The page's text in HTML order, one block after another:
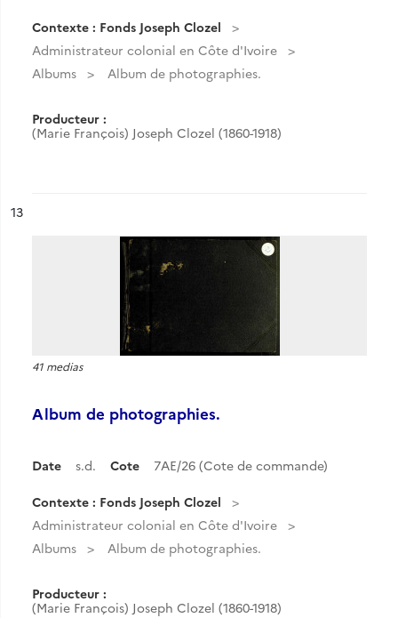
Contexte : Fonds Joseph Clozel
Administrateur colonial en Côte d'Ivoire
Albums
Album de photographies.
Producteur :
(Marie François) Joseph Clozel (1860-1918)
n°
13
41 medias
Album de photographies.
Date s.d. Cote 7AE/26 (Cote de commande)
Contexte : Fonds Joseph Clozel
Administrateur colonial en Côte d'Ivoire
Albums
Album de photographies.
Producteur :
(Marie François) Joseph Clozel (1860-1918)